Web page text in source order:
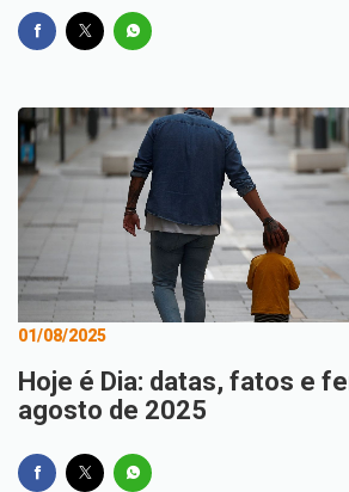
01/08/2025
Hoje é Dia: datas, fatos e
agosto de 2025